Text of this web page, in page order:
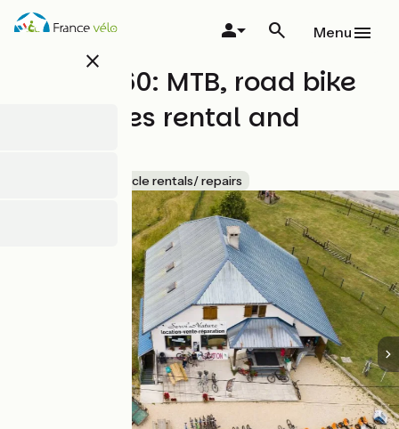
Overslaan
en
close
Menu
Sports 360: MTB, road bike
and ebikes rental and
Bicycle rentals/ repairs